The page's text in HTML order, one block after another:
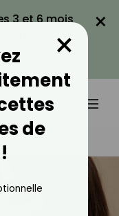
3 et 6 mois
×
de
×